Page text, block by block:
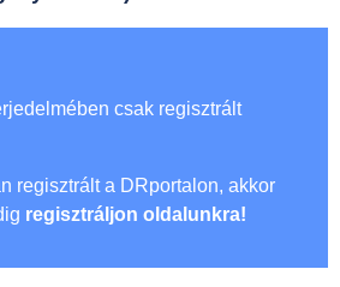
csak regisztrált
regisztrált a DRportalon, akkor
regisztráljon oldalunkra!